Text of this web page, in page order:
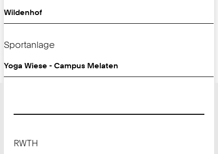
Wildenhof
Sportanlage
Yoga Wiese - Campus Melaten
RWTH